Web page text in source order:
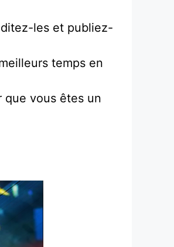
les et publiez-
temps en
que vous êtes un